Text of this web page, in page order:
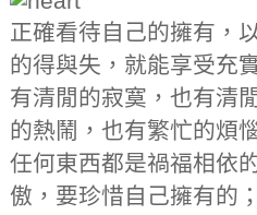
正確看待自己的擁有，
的得與失，就能享受充
有清閒的寂寞，也有清
的熱鬧，也有繁忙的煩
任何東西都是禍福相依
傲，要珍惜自己擁有的